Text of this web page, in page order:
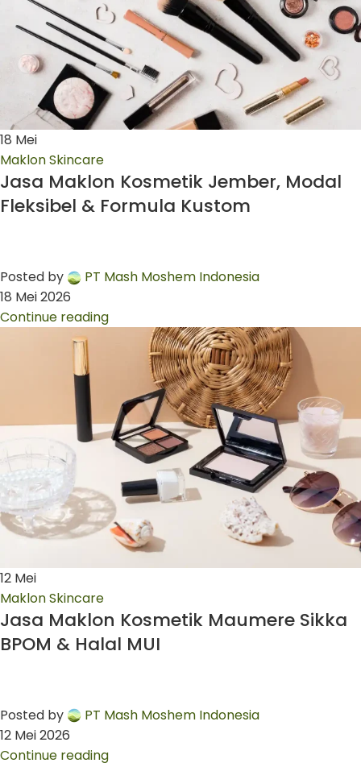
18 Mei
Maklon Skincare
Jasa Maklon Kosmetik Jember, Modal
Fleksibel & Formula Kustom
Posted by
PT Mash Moshem Indonesia
18 Mei 2026
Continue reading
12 Mei
Maklon Skincare
Jasa Maklon Kosmetik Maumere Sikka
BPOM & Halal MUI
Posted by
PT Mash Moshem Indonesia
12 Mei 2026
Continue reading